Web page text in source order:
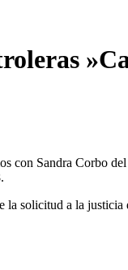
con Sandra Corbo
la solicitud a la